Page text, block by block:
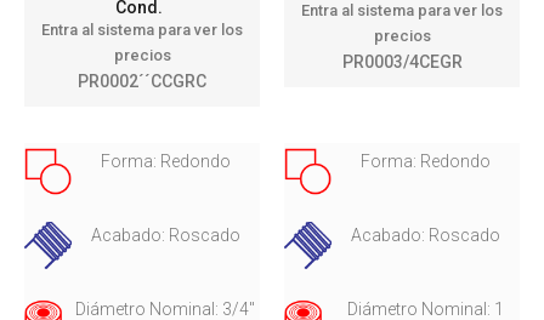
Cond.
Entra al sistema para ver los
precios
PR0002´´CCGRC
Entra al sistema para ver los
precios
PR0003/4CEGR
Forma: Redondo
Acabado: Roscado
Diámetro Nominal: 3/4"
Forma: Redondo
Acabado: Roscado
Diámetro Nominal: 1